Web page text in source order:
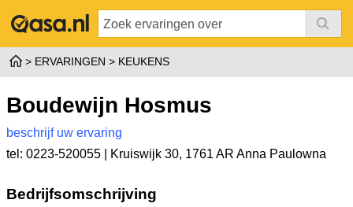
ERVARINGEN KEUKENS
Boudewijn Hosmus
beschrijf uw ervaring
tel: 0223-520055 |
Kruiswijk 30, 1761 AR Anna Paulowna
Bedrijfsomschrijving